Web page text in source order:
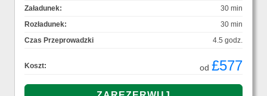
Załadunek:
30 min
Rozładunek:
30 min
Czas Przeprowadzki
4.5 godz.
Koszt: od £577